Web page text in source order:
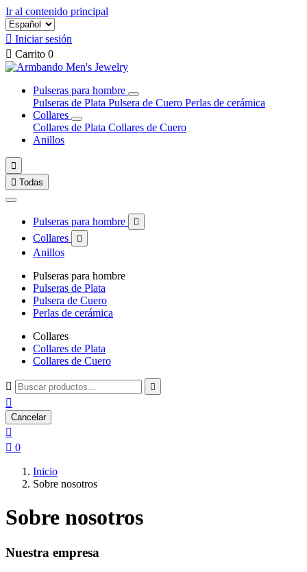
Ir al contenido principal
 Iniciar sesión
 Carrito 0
Pulseras para hombre
Pulseras de Plata Pulsera de Cuero Perlas de cerámica
Collares
Collares de Plata Collares de Cuero
Anillos

 Todas
Pulseras para hombre 
Collares 
Anillos
Pulseras para hombre
Pulseras de Plata
Pulsera de Cuero
Perlas de cerámica
Collares
Collares de Plata
Collares de Cuero
 

Cancelar

 0
Inicio
Sobre nosotros
Sobre nosotros
Nuestra empresa